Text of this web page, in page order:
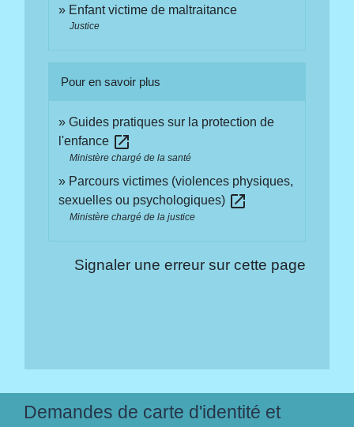
Enfant victime de maltraitance
Justice
Pour en savoir plus
Guides pratiques sur la protection de
l'enfance open_in_new
Ministère chargé de la santé
Parcours victimes (violences physiques,
sexuelles ou psychologiques) open_in_new
Ministère chargé de la justice
Signaler une erreur sur cette page
Demandes de carte d'identité et